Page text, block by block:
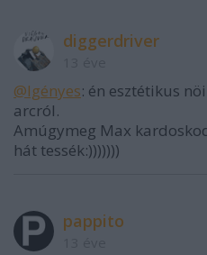
diggerdriver
@Igényes: én esztétikus
arcról.
Amúgymeg Max
hát tessék:)))))))
pappito